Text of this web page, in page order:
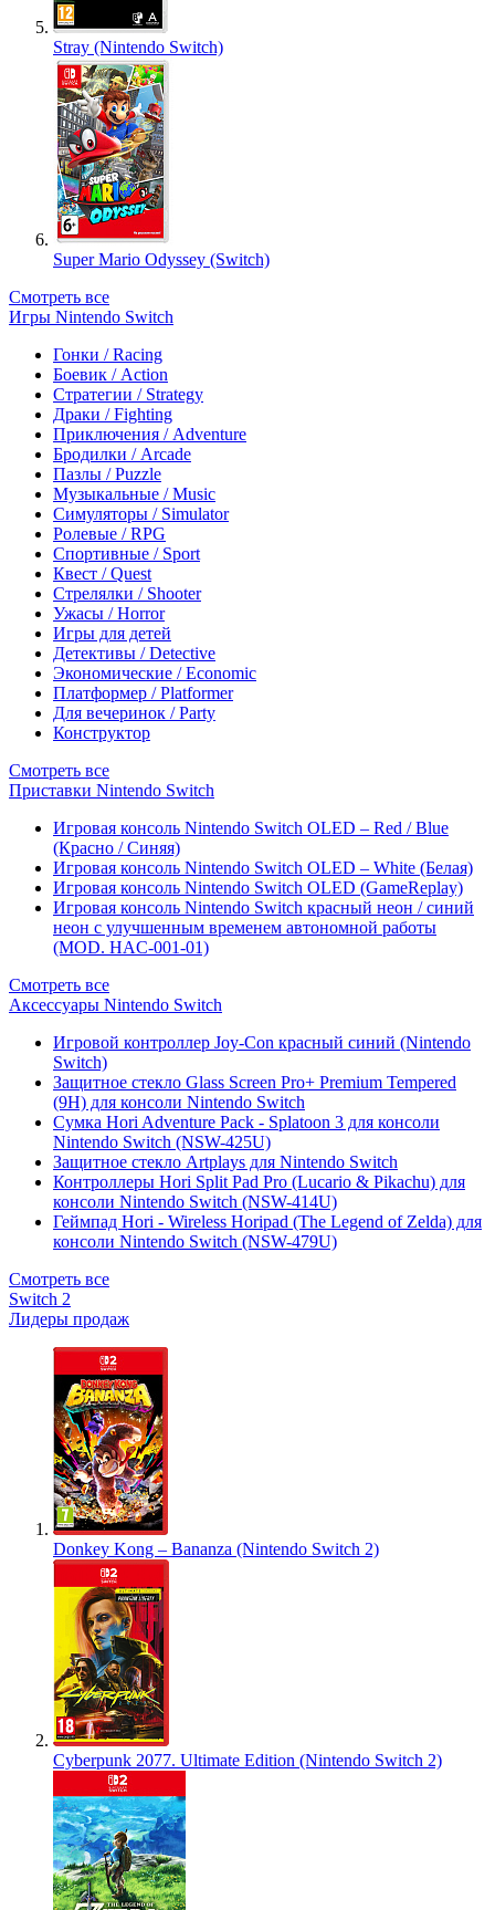
Stray (Nintendo Switch)
Super Mario Odyssey (Switch)
Смотреть все
Игры Nintendo Switch
Гонки / Racing
Боевик / Action
Стратегии / Strategy
Драки / Fighting
Приключения / Adventure
Бродилки / Arcade
Пазлы / Puzzle
Музыкальные / Music
Симуляторы / Simulator
Ролевые / RPG
Спортивные / Sport
Квест / Quest
Стрелялки / Shooter
Ужасы / Horror
Игры для детей
Детективы / Detective
Экономические / Economic
Платформер / Platformer
Для вечеринок / Party
Конструктор
Смотреть все
Приставки Nintendo Switch
Игровая консоль Nintendo Switch OLED – Red / Blue
(Красно / Синяя)
Игровая консоль Nintendo Switch OLED – White (Белая)
Игровая консоль Nintendo Switch OLED (GameReplay)
Игровая консоль Nintendo Switch красный неон / синий
неон с улучшенным временем автономной работы
(MOD. HAC-001-01)
Смотреть все
Аксессуары Nintendo Switch
Игровой контроллер Joy-Con красный синий (Nintendo
Switch)
Защитное стекло Glass Screen Pro+ Premium Tempered
(9H) для консоли Nintendo Switch
Сумка Hori Adventure Pack - Splatoon 3 для консоли
Nintendo Switch (NSW-425U)
Защитное стекло Artplays для Nintendo Switch
Контроллеры Hori Split Pad Pro (Lucario & Pikachu) для
консоли Nintendo Switch (NSW-414U)
Геймпад Hori - Wireless Horipad (The Legend of Zelda) для
консоли Nintendo Switch (NSW-479U)
Смотреть все
Switch 2
Лидеры продаж
Donkey Kong – Bananza (Nintendo Switch 2)
Cyberpunk 2077. Ultimate Edition (Nintendo Switch 2)